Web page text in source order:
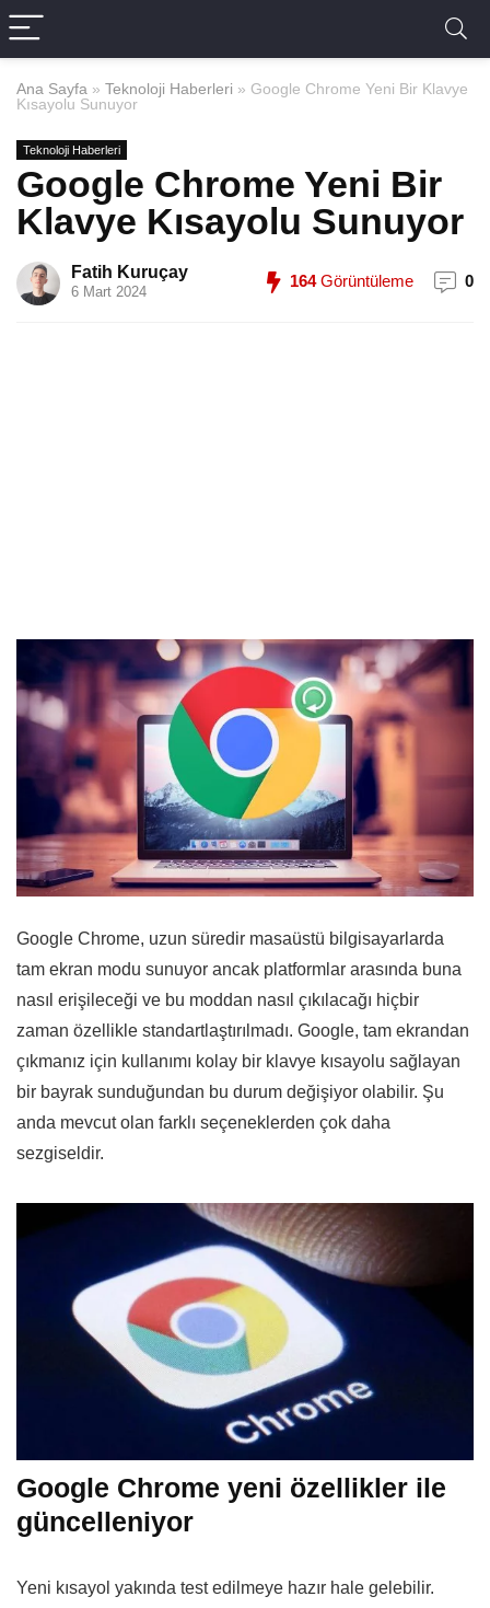
Ana Sayfa » Teknoloji Haberleri » Google Chrome Yeni Bir Klavye
Kısayolu Sunuyor
Teknoloji Haberleri
Google Chrome Yeni Bir
Klavye Kısayolu Sunuyor
Fatih Kuruçay
6 Mart 2024
164Görüntüleme 0
Google Chrome, uzun süredir masaüstü bilgisayarlarda
tam ekran modu sunuyor ancak platformlar arasında buna
nasıl erişileceği ve bu moddan nasıl çıkılacağı hiçbir
zaman özellikle standartlaştırılmadı. Google, tam ekrandan
çıkmanız için kullanımı kolay bir klavye kısayolu sağlayan
bir bayrak sunduğundan bu durum değişiyor olabilir. Şu
anda mevcut olan farklı seçeneklerden çok daha
sezgiseldir.
Google Chrome yeni özellikler ile
güncelleniyor
Yeni kısayol yakında test edilmeye hazır hale gelebilir.